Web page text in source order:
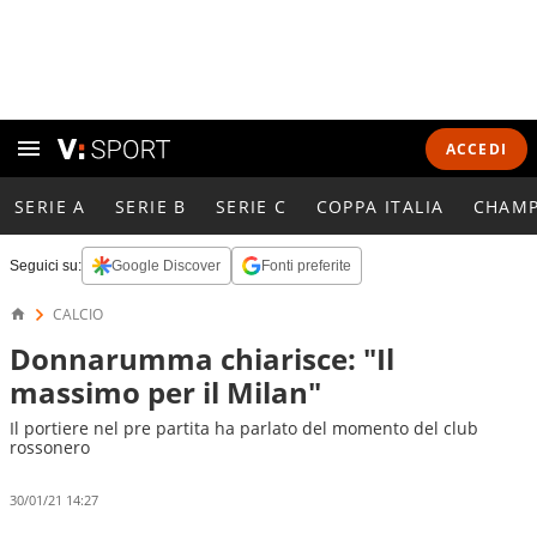
ACCEDI
SERIE A SERIE B SERIE C COPPA ITALIA
Seguici su: Google Discover Fonti preferite
CALCIO
Donnarumma chiarisce: "Il
massimo per il Milan"
Il portiere nel pre partita ha parlato del momento del club
rossonero
30/01/21 14:27